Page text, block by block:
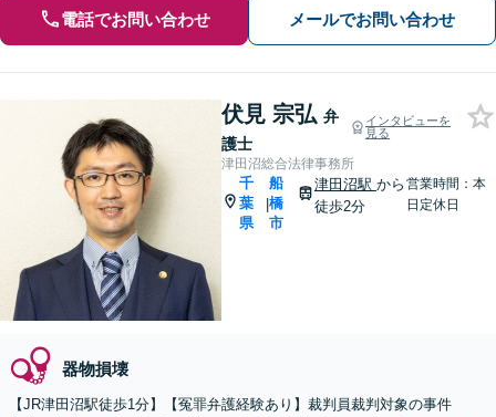
電話でお問い合わせ メールでお問い合わせ
伏見 宗弘 弁
護士
インタビューを
見る
津田沼総合法律事務所
千
葉
県
|
船
橋
市
津田沼駅 から
徒歩2分
営業時間：本
日定休日
器物損壊
【JR津田沼駅徒歩1分】【冤罪弁護経験あり】裁判員裁判対象の事件